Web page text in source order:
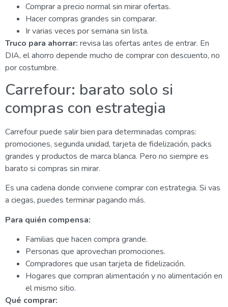
Comprar a precio normal sin mirar ofertas.
Hacer compras grandes sin comparar.
Ir varias veces por semana sin lista.
Truco para ahorrar: revisa las ofertas antes de entrar. En
DIA, el ahorro depende mucho de comprar con descuento, no
por costumbre.
Carrefour: barato solo si
compras con estrategia
Carrefour puede salir bien para determinadas compras:
promociones, segunda unidad, tarjeta de fidelización, packs
grandes y productos de marca blanca. Pero no siempre es
barato si compras sin mirar.
Es una cadena donde conviene comprar con estrategia. Si vas
a ciegas, puedes terminar pagando más.
Para quién compensa:
Familias que hacen compra grande.
Personas que aprovechan promociones.
Compradores que usan tarjeta de fidelización.
Hogares que compran alimentación y no alimentación en
el mismo sitio.
Qué comprar: